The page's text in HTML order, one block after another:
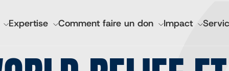
Expertise Comment faire un don Impact